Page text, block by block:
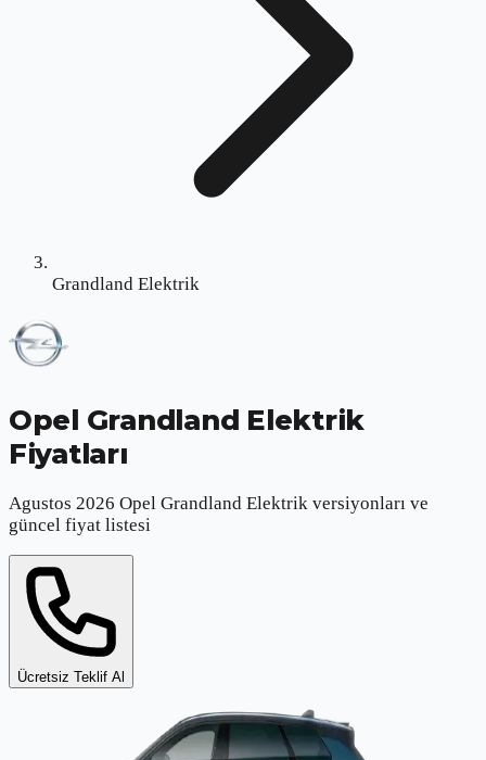
Grandland Elektrik
Opel Grandland Elektrik
Fiyatları
Agustos 2026 Opel Grandland Elektrik versiyonları ve
güncel fiyat listesi
Ücretsiz Teklif Al